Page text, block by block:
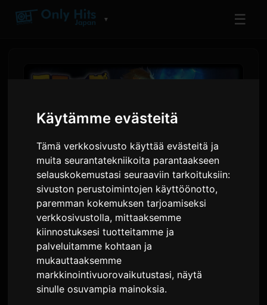
Käytämme evästeitä
Tämä verkkosivusto käyttää evästeitä ja
muita seurantatekniikoita parantaakseen
selauskokemustasi seuraaviin tarkoituksiin:
sivuston perustoimintojen käyttöönotto,
paremman kokemuksen tarjoamiseksi
verkkosivustolla, mittaaksemme
kiinnostuksesi tuotteitamme ja
palveluitamme kohtaan ja
mukauttaaksemme
markkinointivuorovaikutustasi, näytä
sinulle osuvampia mainoksia.
▼ ☰
Nijisanjin Mimi Ittai -yksikkö
julkaisee äänidraaman
KirjoittanutSam
3 kesäkuuta 2026
Käännetty englannista
2,571 katselukertaa